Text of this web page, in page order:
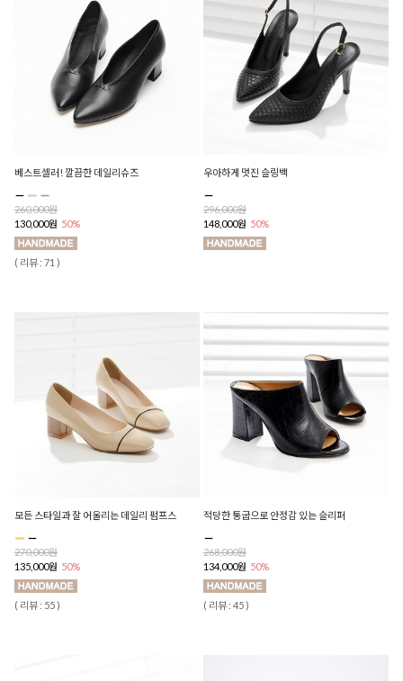
베스트셀러! 깔끔한 데일리슈즈
260,000원
130,000원 50%
( 리뷰 : 71 )
우아하게 멋진 슬링백
296,000원
148,000원 50%
모든 스타일과 잘 어울리는 데일리 펌프스
270,000원
135,000원 50%
( 리뷰 : 55 )
적당한 통굽으로 안정감 있는 슬리퍼
268,000원
134,000원 50%
( 리뷰 : 45 )